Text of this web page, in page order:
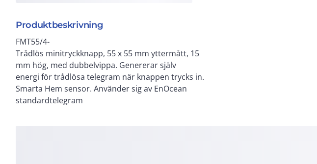
Produktbeskrivning
FMT55/4-
Trådlös minitryckknapp, 55 x 55 mm yttermått, 15
mm hög, med dubbelvippa. Genererar själv
energi för trådlösa telegram när knappen trycks in.
Smarta Hem sensor. Använder sig av EnOcean
standardtelegram